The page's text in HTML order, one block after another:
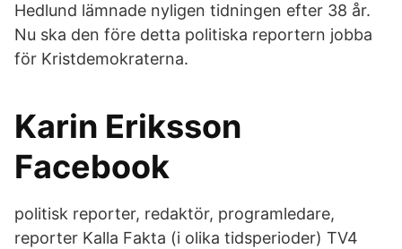
Hedlund lämnade nyligen tidningen efter 38 år.
Nu ska den före detta politiska reportern jobba
för Kristdemokraterna.
Karin Eriksson
Facebook
politisk reporter, redaktör, programledare,
reporter Kalla Fakta (i olika tidsperioder) TV4